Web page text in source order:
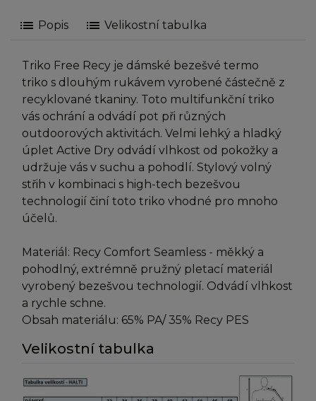
list Popis list Velikostní tabulka
Triko Free Recy je dámské bezešvé termo
triko s dlouhým rukávem vyrobené částečně z
recyklované tkaniny. Toto multifunkční triko
vás ochrání a odvádí pot při různých
outdoorových aktivitách. Velmi lehký a hladký
úplet Active Dry odvádí vlhkost od pokožky a
udržuje vás v suchu a pohodlí. Stylový volný
střih v kombinaci s high-tech bezešvou
technologií činí toto triko vhodné pro mnoho
účelů.
Materiál: Recy Comfort Seamless - měkký a
pohodlný, extrémně pružný pletací materiál
vyrobený bezešvou technologií. Odvádí vlhkost
a rychle schne.
Obsah materiálu: 65% PA/ 35% Recy PES
Velikostní tabulka